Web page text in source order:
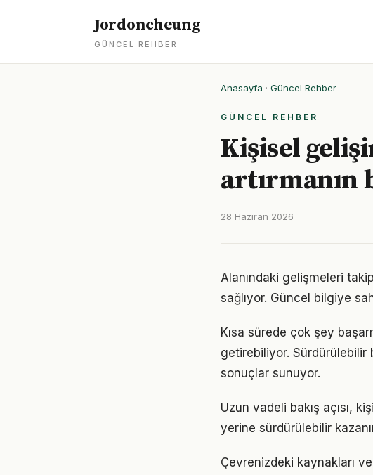
Jordoncheung
GÜNCEL REHBER
Anasayfa · Güncel Rehber
GÜNCEL REHBER
Kişisel
artırmanın
28 Haziran 2026
Alanındaki gelişmeleri
sağlıyor. Güncel bilgiye
Kısa sürede çok şey
getirebiliyor.
sonuçlar sunuyor.
Uzun vadeli bakış açısı,
yerine sürdürülebilir
Çevrenizdeki kaynakları